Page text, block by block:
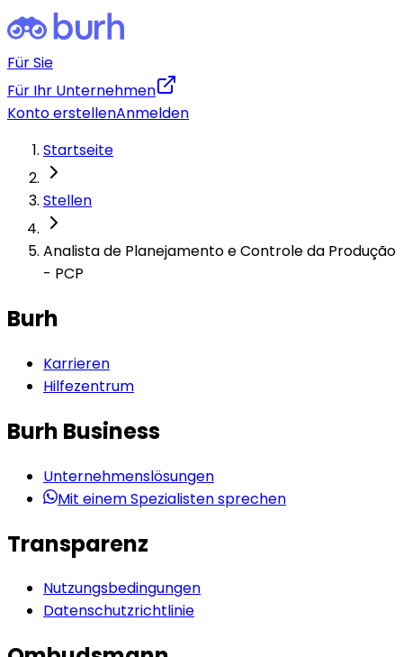
Für Sie
Für Ihr Unternehmen
Konto erstellenAnmelden
Startseite
Stellen
Analista de Planejamento e Controle da Produção
- PCP
Burh
Karrieren
Hilfezentrum
Burh Business
Unternehmenslösungen
Mit einem Spezialisten sprechen
Transparenz
Nutzungsbedingungen
Datenschutzrichtlinie